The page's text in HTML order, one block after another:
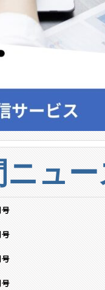
ニュ
号
号
号
号